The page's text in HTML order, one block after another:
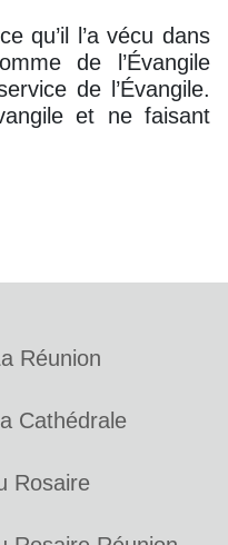
qu’il l’a vécu dans
de l’Évangile
de l’Évangile.
et ne faisant
Réunion
Cathédrale
Rosaire